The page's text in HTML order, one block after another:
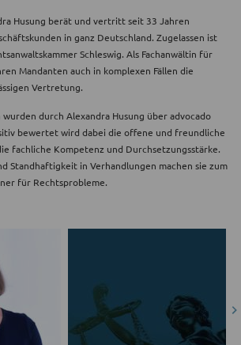
Husung berät und vertritt seit 33 Jahren
in ganz Deutschland. Zugelassen ist
Schleswig. Als Fachanwältin für
Mandanten auch in komplexen Fällen die
Vertretung.
durch Alexandra Husung über advocado
bewertet wird dabei die offene und freundliche
fachliche Kompetenz und Durchsetzungsstärke.
Standhaftigkeit in Verhandlungen machen sie zum
für Rechtsprobleme.